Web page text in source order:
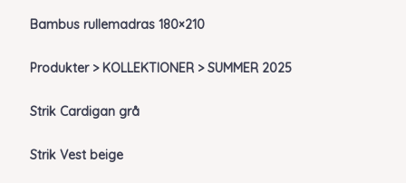
Bambus rullemadras 180×210
Produkter > KOLLEKTIONER > SUMMER 2025
Strik Cardigan grå
Strik Vest beige